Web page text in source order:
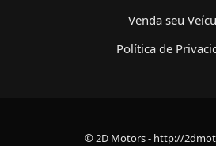
Venda seu
Política de
© 2D Motors - http://